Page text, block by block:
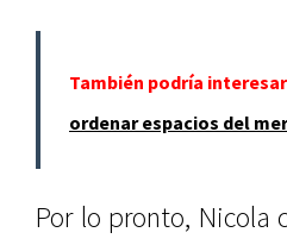
También podría
ordenar espacios del
Por lo pronto, Nicola